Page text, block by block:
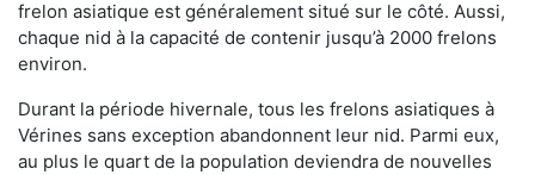
frelon asiatique est généralement situé sur le côté. Aussi,
chaque nid à la capacité de contenir jusqu’à 2000 frelons
environ.
Durant la période hivernale, tous les frelons asiatiques à
Vérines sans exception abandonnent leur nid. Parmi eux,
au plus le quart de la population deviendra de nouvelles